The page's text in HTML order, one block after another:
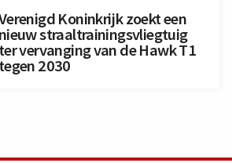
Koninkrijk zoekt een
nieuw straaltrainingsvliegtuig
ter vervanging van de Hawk T1
tegen 2030